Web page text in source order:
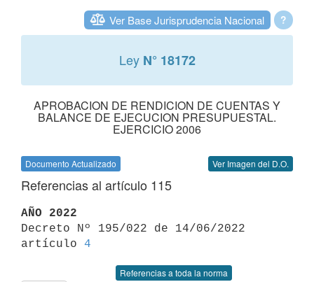
?
Ver Base Jurisprudencia Nacional
Ley N° 18172
APROBACION DE RENDICION DE CUENTAS Y
BALANCE DE EJECUCION PRESUPUESTAL.
EJERCICIO 2006
Documento Actualizado Ver Imagen del D.O.
Referencias al artículo 115
AÑO 2022
Decreto Nº 195/022 de 14/06/2022
artículo 4
Referencias a toda la norma